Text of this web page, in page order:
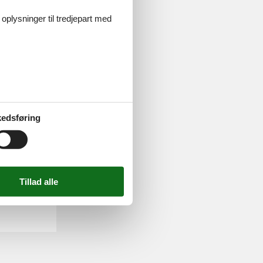
Du
finder I
er
til tredjepart med